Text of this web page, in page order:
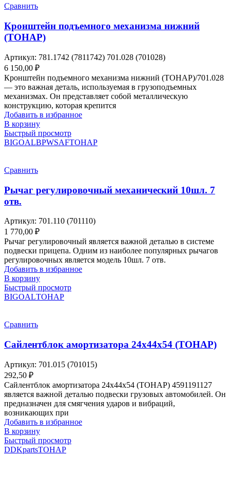
Сравнить
Кронштейн подъемного механизма нижний
(ТОНАР)
Артикул: 781.1742 (7811742) 701.028 (701028)
6 150,00 ₽
Кронштейн подъемного механизма нижний (ТОНАР)/701.028
— это важная деталь, используемая в грузоподъемных
механизмах. Он представляет собой металлическую
конструкцию, которая крепится
Добавить в избранное
В корзину
Быстрый просмотр
BIGOALBPWSAFТОНАР
Сравнить
Рычаг регулировочный механический 10шл. 7
отв.
Артикул: 701.110 (701110)
1 770,00 ₽
Рычаг регулировочный является важной деталью в системе
подвески прицепа. Одним из наиболее популярных рычагов
регулировочных является модель 10шл. 7 отв.
Добавить в избранное
В корзину
Быстрый просмотр
BIGOALТОНАР
Сравнить
Сайлентблок амортизатора 24х44х54 (ТОНАР)
Артикул: 701.015 (701015)
292,50 ₽
Сайлентблок амортизатора 24х44х54 (ТОНАР) 4591191127
является важной деталью подвески грузовых автомобилей. Он
предназначен для смягчения ударов и вибраций,
возникающих при
Добавить в избранное
В корзину
Быстрый просмотр
DDKpartsТОНАР